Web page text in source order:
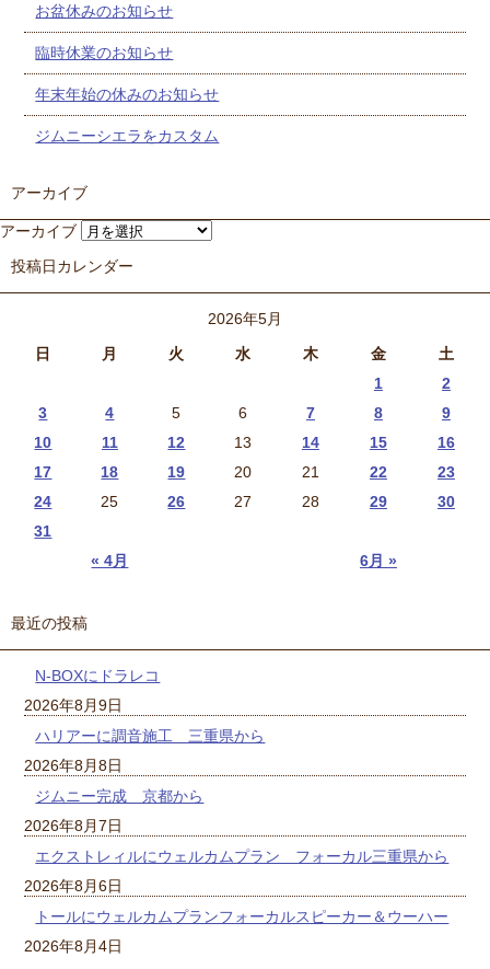
お盆休みのお知らせ
臨時休業のお知らせ
年末年始の休みのお知らせ
ジムニーシエラをカスタム
アーカイブ
アーカイブ
投稿日カレンダー
2026年5月
日
月 火 水 木 金 土
« 4月 6月 »
1
2
3
4 5 6 7 8
9
10
11 12 13 14 15
16
17
18 19 20 21 22
23
24
25 26 27 28 29
30
31
最近の投稿
N-BOXにドラレコ
2026年8月9日
ハリアーに調音施工 三重県から
2026年8月8日
ジムニー完成 京都から
2026年8月7日
エクストレィルにウェルカムプラン フォーカル三重県から
2026年8月6日
トールにウェルカムプランフォーカルスピーカー＆ウーハー
2026年8月4日